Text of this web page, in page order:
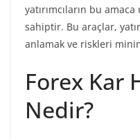
yatırımcıların bu
sahiptir. Bu araçlar,
anlamak ve riskleri
Forex Kar
Nedir?